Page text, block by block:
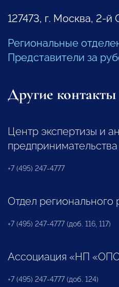
127473, г. Москва, 2-й
Региональные
Представители за
Другие контакты
Центр экспертизы и
предпринимательства
+7 (495) 247-4777
Отдел регионального
+7 (495) 247-4777 (доб. 116, 117)
Ассоциация «НП
+7 (495) 247-4777 (доб. 124)